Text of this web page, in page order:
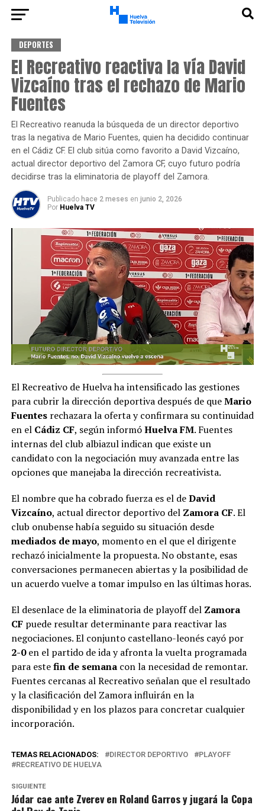
DEPORTES
El Recreativo reactiva la vía David
Vizcaíno tras el rechazo de Mario
Fuentes
El Recreativo reanuda la búsqueda de un director deportivo
tras la negativa de Mario Fuentes, quien ha decidido continuar
en el Cádiz CF. El club sitúa como favorito a David Vizcaíno,
actual director deportivo del Zamora CF, cuyo futuro podría
decidirse tras la eliminatoria de playoff del Zamora.
Publicado hace 2 meses en junio 2, 2026
Por Huelva TV
El Recreativo de Huelva ha intensificado las gestiones
para cubrir la dirección deportiva después de queMario
Fuentesrechazara la oferta y confirmara su continuidad
en el Cádiz CF, según informóHuelva FM. Fuentes
internas del club albiazul indican que existe un
candidato con la negociación muy avanzada entre las
opciones que manejaba la dirección recreativista.
El nombre que ha cobrado fuerza es el deDavid
Vizcaíno, actual director deportivo del Zamora CF. El
club onubense había seguido su situación desde
mediados de mayo, momento en el que el dirigente
rechazó inicialmente la propuesta. No obstante, esas
conversaciones permanecen abiertas y la posibilidad de
un acuerdo vuelve a tomar impulso en las últimas horas.
El desenlace de la eliminatoria de playoff del Zamora
CFpuede resultar determinante para reactivar las
negociaciones. El conjunto castellano-leonés cayó por
2-0en el partido de ida y afronta la vuelta programada
para estefin de semanacon la necesidad de remontar.
Fuentes cercanas al Recreativo señalan que el resultado
y la clasificación del Zamora influirán en la
disponibilidad y en los plazos para concretar cualquier
incorporación.
TEMAS RELACIONADOS: DIRECTOR DEPORTIVO
PLAYOFF
RECREATIVO DE HUELVA
SIGUIENTE
Jódar cae ante Zverev en Roland Garros y jugará la Copa